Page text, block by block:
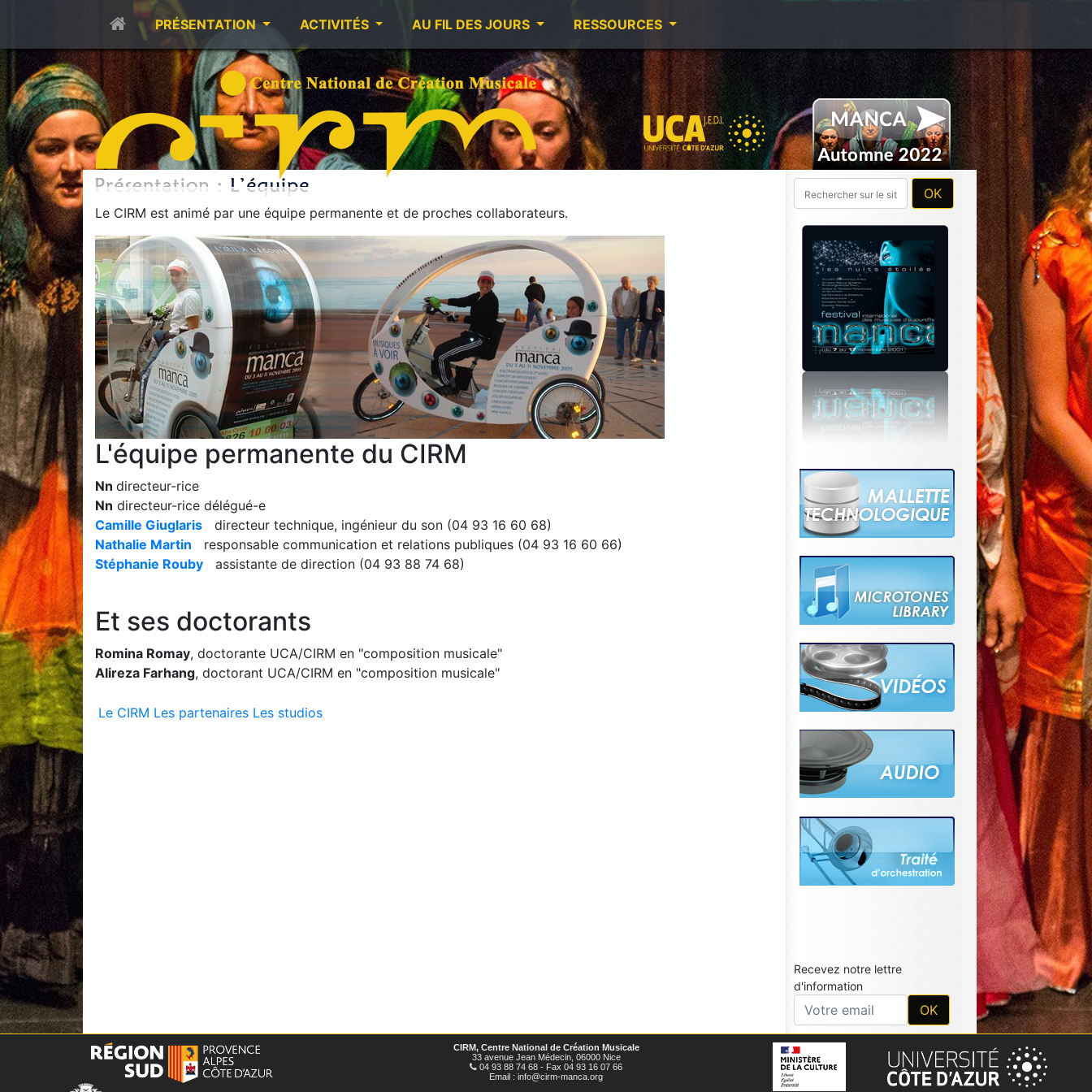
PRÉSENTATION ACTIVITÉS AU FIL DES JOURS RESSOURCES
Le CIRM est animé par une équipe permanente et de proches collaborateurs.
L'équipe permanente du CIRM
Nn directeur-rice
Nn directeur-rice délégué-e
Camille Giuglaris directeur technique, ingénieur du son (04 93 16 60 68)
Nathalie Martin responsable communication et relations publiques (04 93 16 60 66)
Stéphanie Rouby assistante de direction (04 93 88 74 68)
Et ses doctorants
Romina Romay, doctorante UCA/CIRM en "composition musicale"
Alireza Farhang, doctorant UCA/CIRM en "composition musicale"
Le CIRM Les partenaires Les studios
Recevez notre lettre
d'information
CIRM, Centre National de Création Musicale
33 avenue Jean Médecin, 06000 Nice
04 93 88 74 68 - Fax 04 93 16 07 66
Email : info@cirm-manca.org